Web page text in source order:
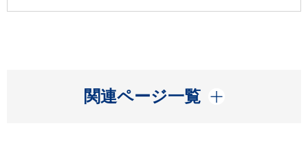
関連ページ一覧
開く